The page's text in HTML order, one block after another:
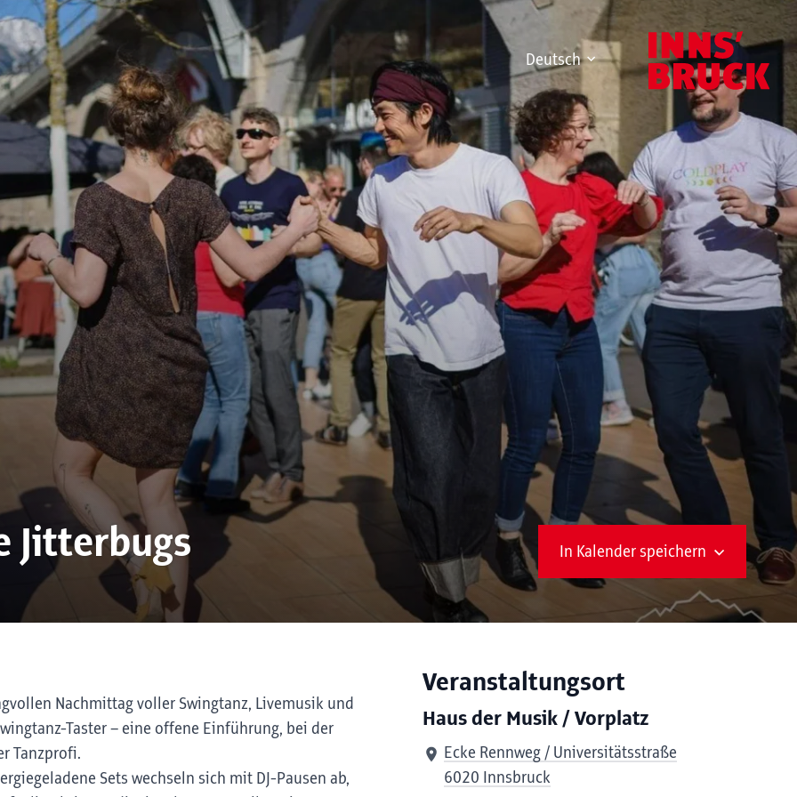
Deutsch
Jitterbugs In Kalender speichern
Nachmittag voller Swingtanz, Livemusik und
Taster – eine offene Einführung, bei der
Tanzprofi.
Sets wechseln sich mit DJ-Pausen ab,
Veranstaltungsort
Haus der Musik / Vorplatz
Ecke Rennweg / Universitätsstraße
6020 Innsbruck